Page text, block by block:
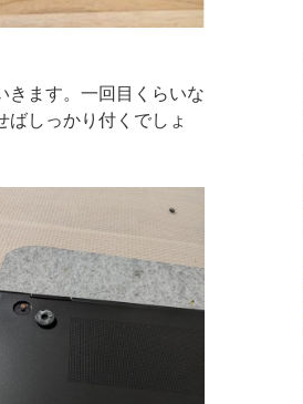
ます。一回目くらいな
ばしっかり付くでしょ